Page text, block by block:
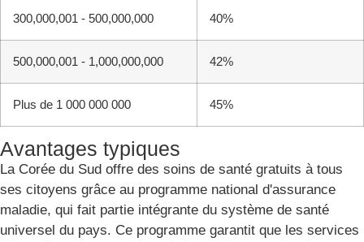
300,000,001 - 500,000,000 40%
500,000,001 - 1,000,000,000 42%
Plus de 1 000 000 000 45%
Avantages typiques
La Corée du Sud offre des soins de santé gratuits à tous
ses citoyens grâce au programme national d'assurance
maladie, qui fait partie intégrante du système de santé
universel du pays. Ce programme garantit que les services